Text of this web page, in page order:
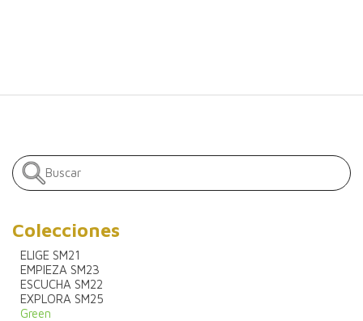
Colecciones
ELIGE SM21
EMPIEZA SM23
ESCUCHA SM22
EXPLORA SM25
Green